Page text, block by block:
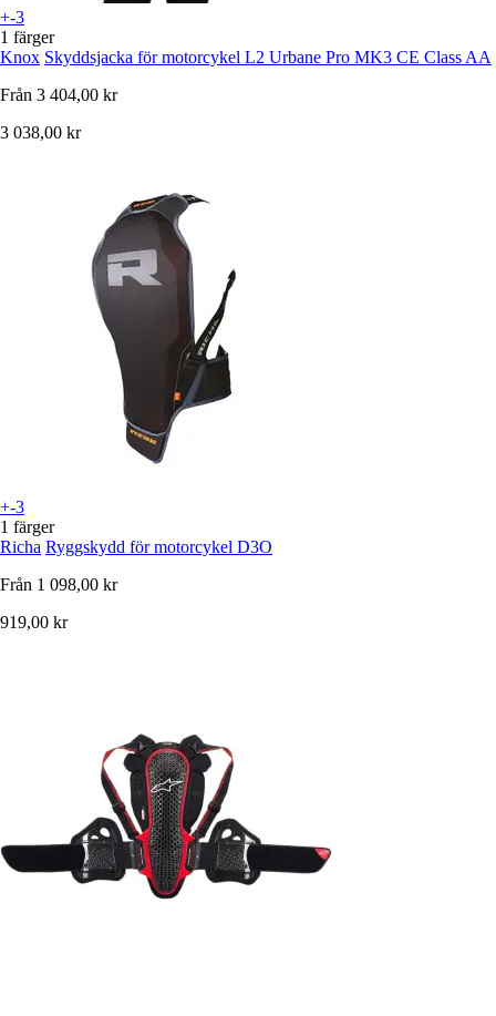
+-3
1 färger
Knox Skyddsjacka för motorcykel L2 Urbane Pro MK3 CE Class AA
Från 3 404,00 kr
3 038,00 kr
+-3
1 färger
Richa Ryggskydd för motorcykel D3O
Från 1 098,00 kr
919,00 kr